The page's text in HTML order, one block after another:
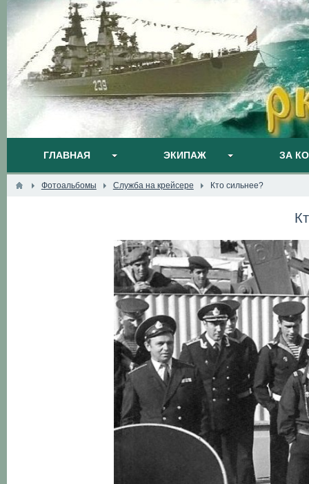
ГЛАВНАЯ ЭКИПАЖ ЗА
Фотоальбомы Служба на крейсере Кто сильнее?